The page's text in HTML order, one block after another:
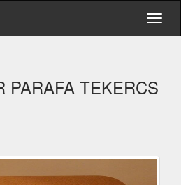
PARAFA TEKERCS